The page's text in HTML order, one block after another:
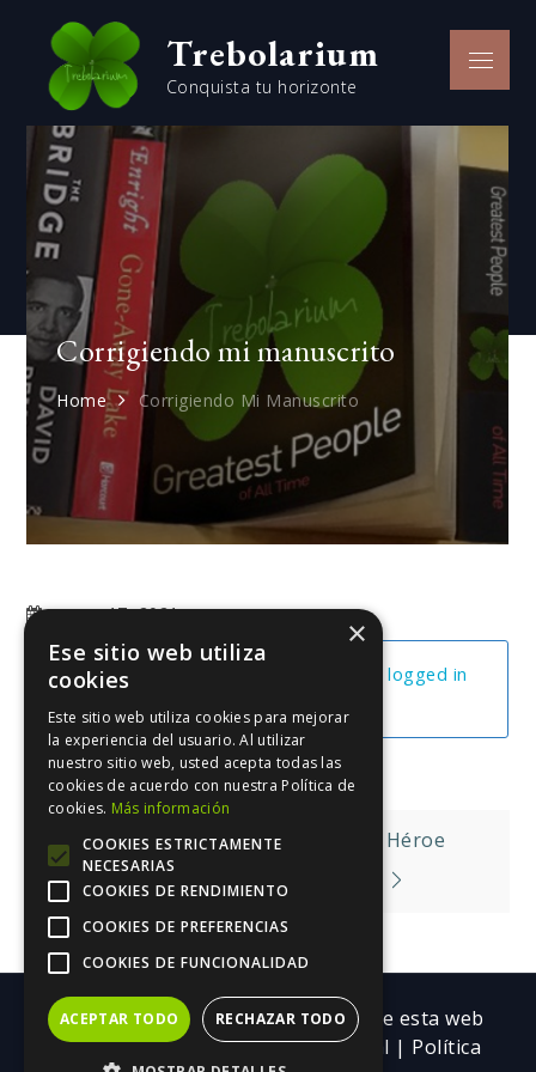
content
Trebolarium
Conquista tu horizonte
Menu
Corrigiendo mi manuscrito
Home Corrigiendo Mi Manuscrito
marzo 17, 2021
You cannot view this unit as you're not logged in
Navegación
de
entradas
Personajes Arqutípicos, El Héroe
Corrigiendo Mi Manuscrito
Copyright ©| Todos los contenidos de esta web
pertenecen a Trebolarium.Aviso legal | Política
×
Ese sitio web utiliza
cookies
Este sitio web utiliza cookies para mejorar
la experiencia del usuario. Al utilizar
nuestro sitio web, usted acepta todas las
cookies de acuerdo con nuestra Política de
cookies. Más información
COOKIES ESTRICTAMENTE
NECESARIAS
COOKIES DE RENDIMIENTO
COOKIES DE PREFERENCIAS
COOKIES DE FUNCIONALIDAD
ACEPTAR TODO RECHAZAR TODO